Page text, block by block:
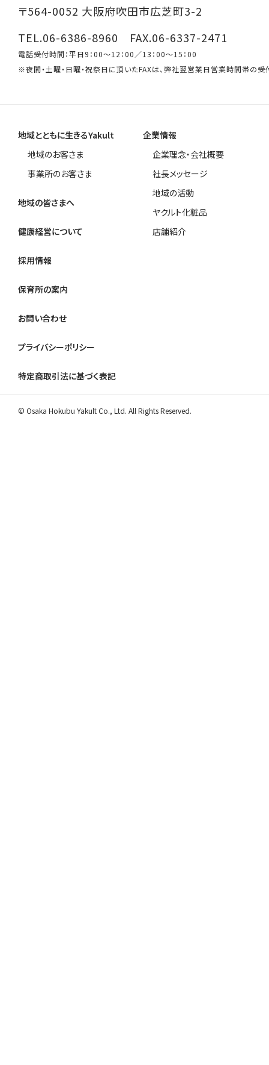
〒564-0052 大阪府吹田市広芝町3-2
TEL.06-6386-8960 FAX.06-6337-2471
電話受付時間：平日9：00～12：00／13：00～15：00
※夜間・土曜・日曜・祝祭日に頂いたFAXは、弊社翌営業日営業時間帯の受
地域とともに生きるYakult
地域のお客さま
事業所のお客さま
地域の皆さまへ
健康経営について
企業情報
企業理念・会社概要
社長メッセージ
地域の活動
ヤクルト化粧品
店舗紹介
採用情報
保育所の案内
お問い合わせ
プライバシーポリシー
特定商取引法に基づく表記
© Osaka Hokubu Yakult Co., Ltd. All Rights Reserved.